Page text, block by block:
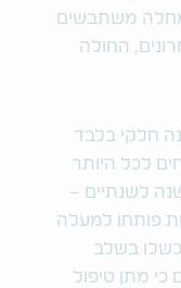
משתבשים
החולה
חלקי בלבד
לכל היותר
לשנתיים –
פותחו למעלה
נכשלו בשלב
כי מתן טיפול